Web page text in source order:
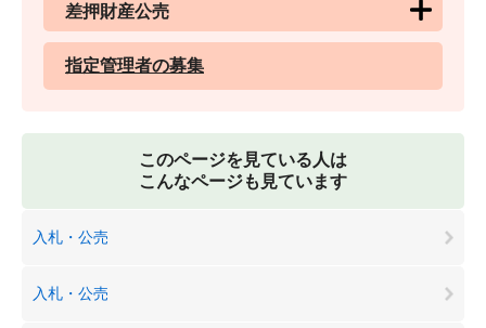
差押財産公売
指定管理者の募集
このページを見ている人は
こんなページも見ています
入札・公売
入札・公売